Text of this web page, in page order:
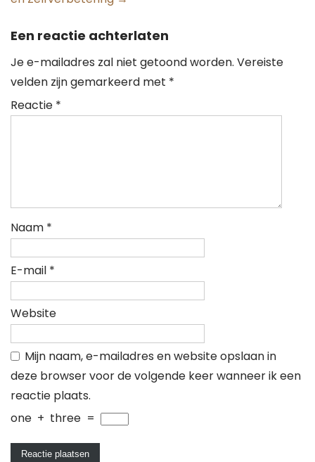
Een reactie achterlaten
Je e-mailadres zal niet getoond worden. Vereiste
velden zijn gemarkeerd met *
Reactie *
Naam *
E-mail *
Website
Mijn naam, e-mailadres en website opslaan in
deze browser voor de volgende keer wanneer ik een
reactie plaats.
one + three =